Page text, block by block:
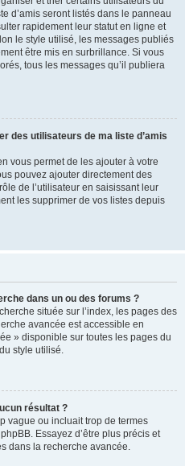
d’amis seront listés dans le panneau
rapidement leur statut en ligne et
le style utilisé, les messages publiés
être mis en surbrillance. Si vous
tous les messages qu’il publiera
des utilisateurs de ma liste d’amis
vous permet de les ajouter à votre
pouvez ajouter directement des
de l’utilisateur en saisissant leur
les supprimer de vos listes depuis
dans un ou des forums ?
située sur l’index, les pages des
avancée est accessible en
» disponible sur toutes les pages du
style utilisé.
résultat ?
vague ou incluait trop de termes
Essayez d’être plus précis et
dans la recherche avancée.